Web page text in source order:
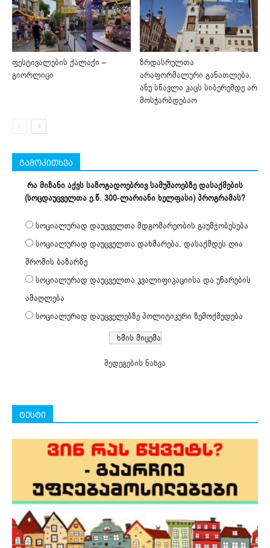
ფესტივალების ქალაქი –
გიორლიცი
ზრდასრულთა
არაფორმალური განათლება,
ანუ სწავლა კაცს სიბერემდე არ
მოსჭარბდებაო
გამოკითხვა
რა მიზანი აქვს საზოგადოებრივ სამუშაოებზე დასაქმების
(სოცდაუცველთა ე.წ. 300-ლარიანი ხელფასი) პროგრამას?
სოციალურად დაუცველთა მდგომარეობის გაუმჯობესება
სოციალურად დაუცველთა დახმარება, დასაქმდეს ღია
შრომის ბაზარზე
სოციალურად დაუცველთა კვალიფიკაციისა და უნარების
ამაღლება
სოციალურად დაუცველებზე პოლიტიკური ზემოქმედება
შედეგების ნახვა
ტესტი